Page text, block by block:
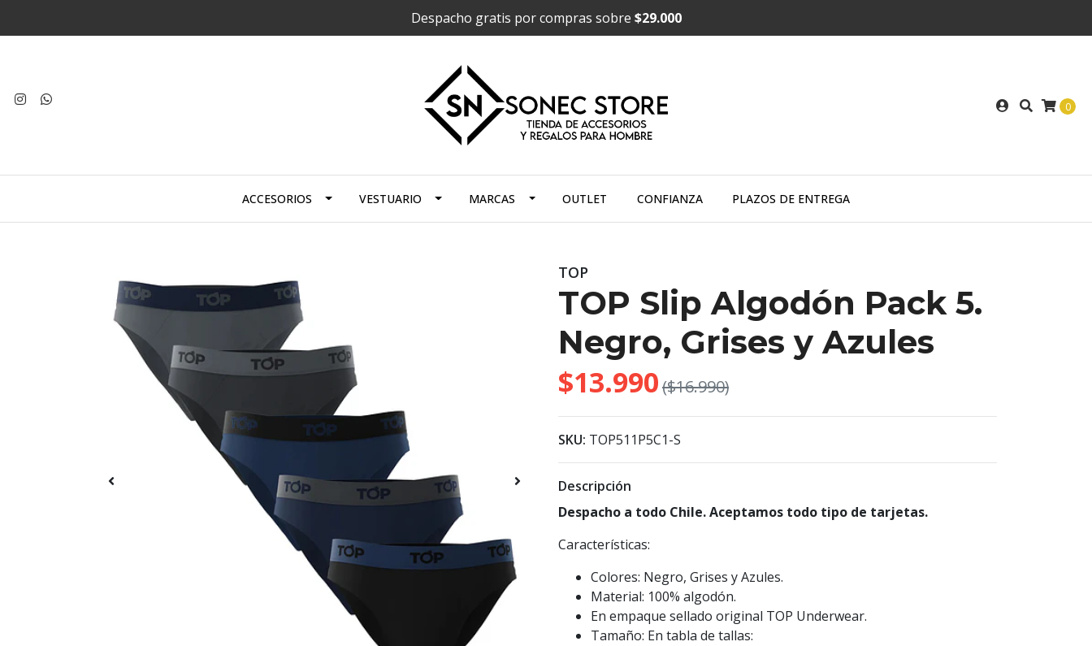
Despacho gratis por compras sobre $29.000
0
ACCESORIOS VESTUARIO MARCAS OUTLET CONFIANZA PLAZOS DE ENTREGA
TOP
TOP Slip Algodón Pack 5.
Negro, Grises y Azules
$13.990($16.990)
SKU: TOP511P5C1-S
Descripción
Despacho a todo Chile. Aceptamos todo tipo de tarjetas.
Características:
Colores: Negro, Grises y Azules.
Material: 100% algodón.
En empaque sellado original TOP Underwear.
Tamaño: En tabla de tallas: